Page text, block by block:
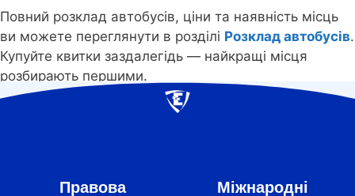
Повний розклад автобусів, ціни та наявність місць
ви можете переглянути в розділі Розклад автобусів.
Купуйте квитки заздалегідь — найкращі місця
розбирають першими.
Правова
Міжнародні